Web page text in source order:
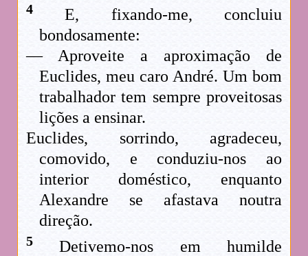
4 E, fixando-me, concluiu
bondosamente:
— Aproveite a aproximação de
Euclides, meu caro André. Um bom
trabalhador tem sempre proveitosas
lições a ensinar.
Euclides, sorrindo, agradeceu,
comovido, e conduziu-nos ao
interior doméstico, enquanto
Alexandre se afastava noutra
direção.
5 Detivemo-nos em humilde